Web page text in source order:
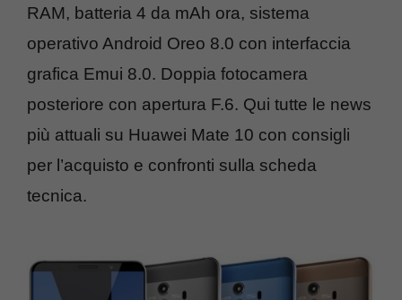
RAM, batteria 4 da mAh ora, sistema
operativo Android Oreo 8.0 con interfaccia
grafica Emui 8.0. Doppia fotocamera
posteriore con apertura F.6. Qui tutte le news
più attuali su Huawei Mate 10 con consigli
per l’acquisto e confronti sulla scheda
tecnica.